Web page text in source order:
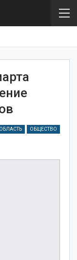
ОБЛАСТЬ ОБЩЕСТВО